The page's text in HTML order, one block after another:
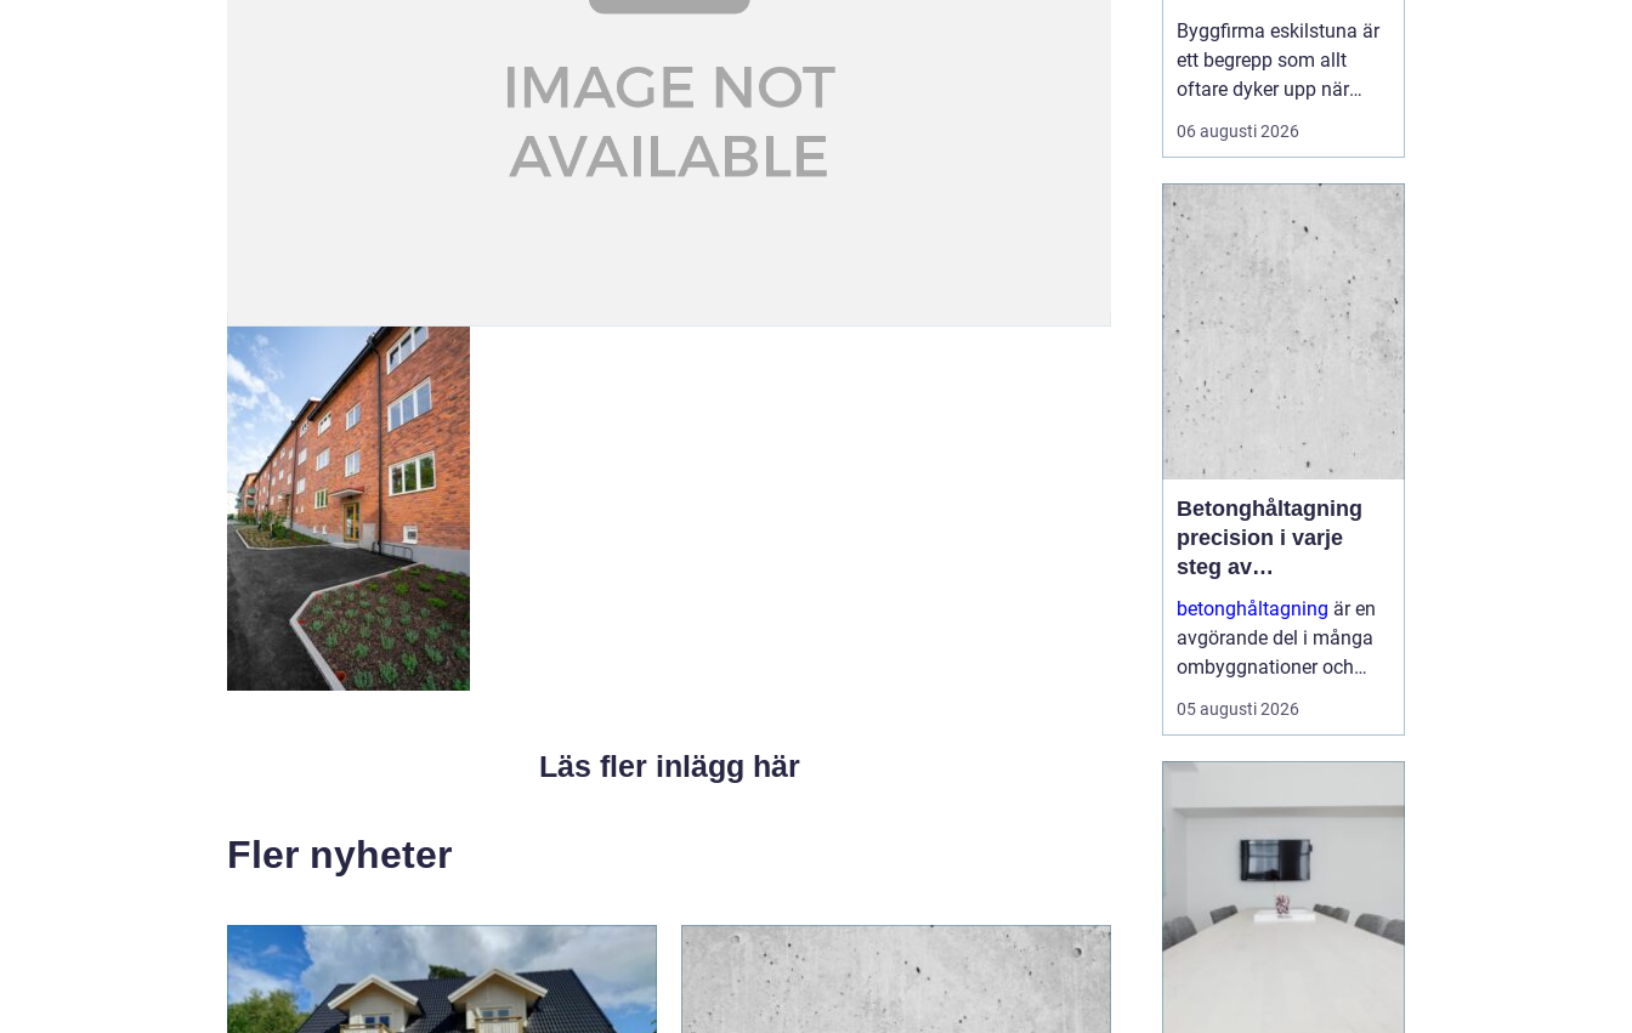
Läs fler inlägg här
Fler nyheter
Byggfirma eskilstuna är
ett begrepp som allt
oftare dyker upp när
privatpersoner och
företag söker trygga
markarbeten i
mälardalen. En väl vald
entreprenör blir
skillnaden mellan ett
smidigt projekt med
hållbart resultat och en
p...
06 augusti 2026
Betonghåltagning
precision i varje
steg av
ombyggnaden
betonghåltagning är en
avgörande del i många
ombyggnationer och
installationer. När nya
rör, ventilation,
befintlig stomme krävs
hål och öppningar...
05 augusti 2026